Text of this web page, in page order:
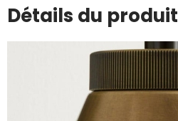
Détails du produit